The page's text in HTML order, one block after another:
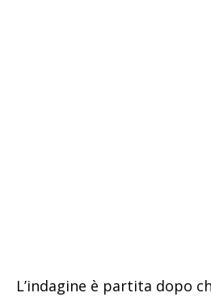
L’indagine è partita dopo